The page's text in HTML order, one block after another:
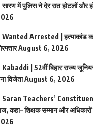
सारण में पुलिस ने देर रात होटलों और
Wanted Arrested | हत्याकांड का
August 6, 2026
Kabaddi | 52वीं बिहार राज्य
विजेताAugust 6, 2026
Saran Teachers’
कहा– शिक्षक सम्मान और अधिकारों